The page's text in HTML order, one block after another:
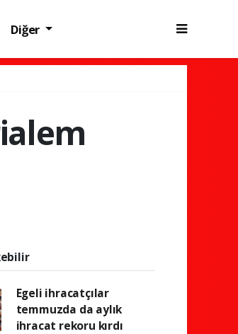
Diğer
Egeli ihracatçılar
temmuzda da aylık
ihracat rekoru kırdı